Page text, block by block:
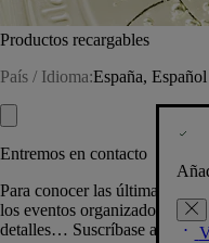
Productos recargables
País / Idioma:España, Español
Entremos en contacto
Para conocer las últimas
los eventos organizados por
detalles… Suscríbase a